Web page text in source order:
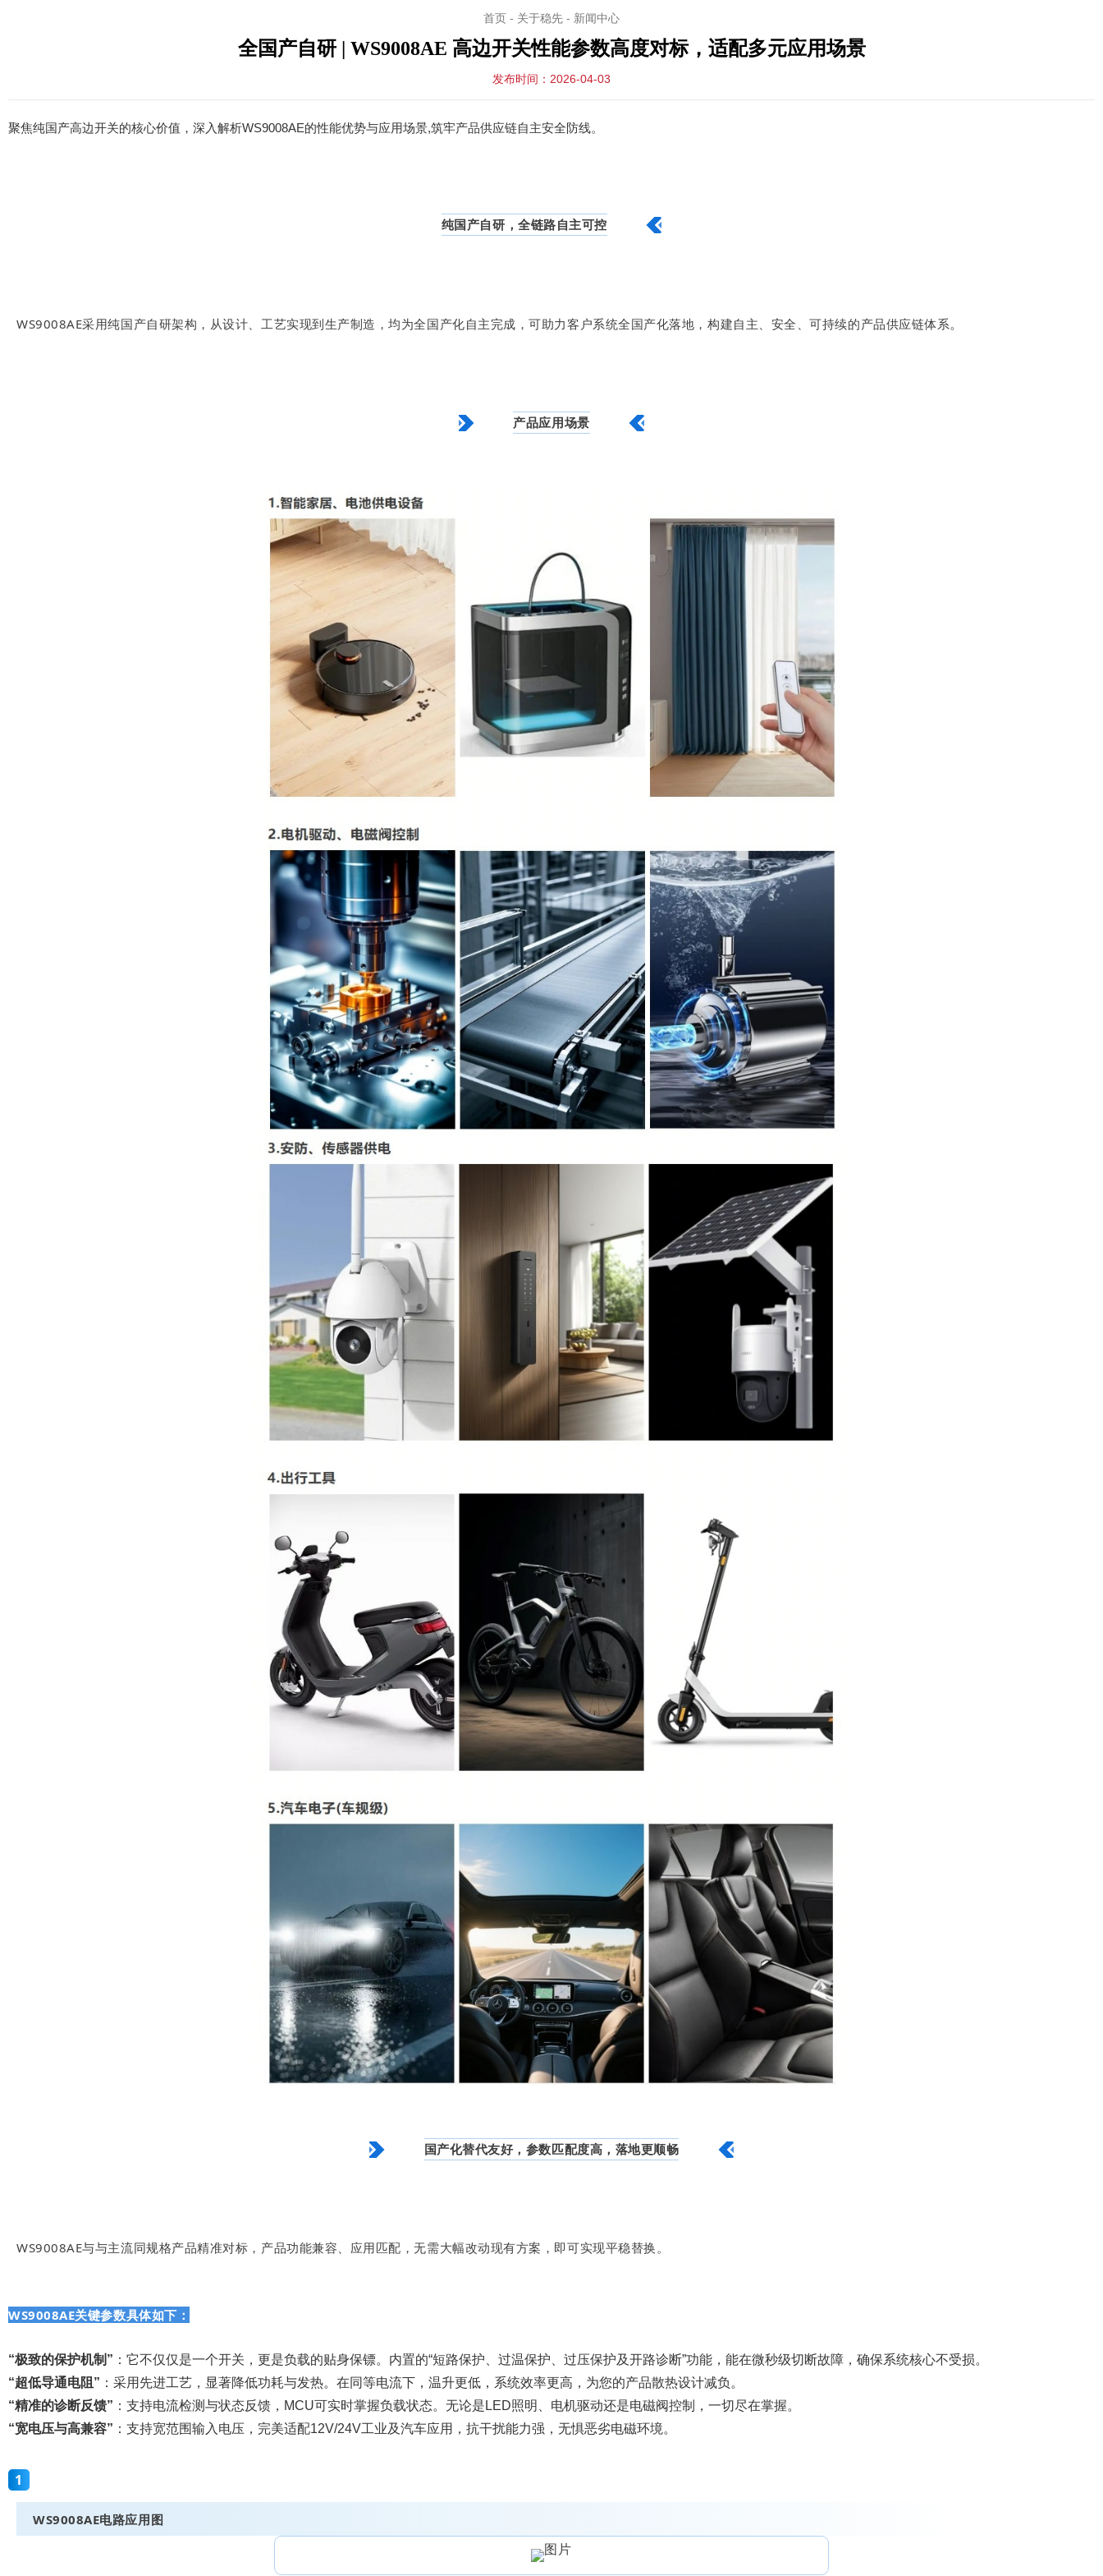
首页 - 关于稳先 - 新闻中心
全国产自研 | WS9008AE 高边开关性能参数高度对标，适配多元应用场景
发布时间：2026-04-03
聚焦纯国产高边开关的核心价值，深入解析WS9008AE的性能优势与应用场景,筑牢产品供应链自主安全防线。
纯国产自研，全链路自主可控
WS9008AE采用纯国产自研架构，从设计、工艺实现到生产制造，均为全国产化自主完成，可助力客户系统全国产化落地，构建自主、安全、可持续的产品供应链体系。
产品应用场景
国产化替代友好，参数匹配度高，落地更顺畅
WS9008AE与与主流同规格产品精准对标，产品功能兼容、应用匹配，无需大幅改动现有方案，即可实现平稳替换。
WS9008AE关键参数具体如下：
“极致的保护机制” ：它不仅仅是一个开关，更是负载的贴身保镖。内置的“短路保护、过温保护、过压保护及开路诊断”功能，能在微秒级切断故障，确保系统核心不受损。
“超低导通电阻” ：采用先进工艺，显著降低功耗与发热。在同等电流下，温升更低，系统效率更高，为您的产品散热设计减负。
“精准的诊断反馈” ：支持电流检测与状态反馈，MCU可实时掌握负载状态。无论是LED照明、电机驱动还是电磁阀控制，一切尽在掌握。
“宽电压与高兼容” ：支持宽范围输入电压，完美适配12V/24V工业及汽车应用，抗干扰能力强，无惧恶劣电磁环境。
1
WS9008AE电路应用图